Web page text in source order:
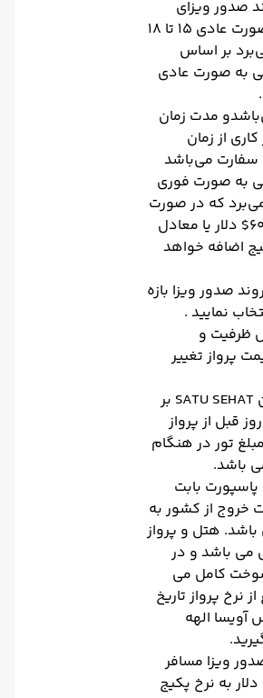
صدور ویزای
الکترونیکی به صورت عادی ۱۵ تا ۱۸
بر اساس
به صورت عادی
مدت زمان
۸ روز کاری از زمان
سفارت می‌باشد
به صورت فوری
می‌برد که در صورت
درخواست مبلغ 60$ دلار یا معادل
اضافه خواهد
صدور ویزا بازه
نمایید .
ظرفیت و
پرواز تغییر
دانلود اپلیکیشن SATU SEHAT بر
قبل از پرواز
از مبلغ تور در هنگام
باشد.
بابت
خروج از کشور به
هتل و پرواز
می باشد و در
کامل می
نرخ پرواز تاریخ
آویسا الهه
ویزا مسافر
بعد از 14 روز 20 دلار به نرخ پکیج